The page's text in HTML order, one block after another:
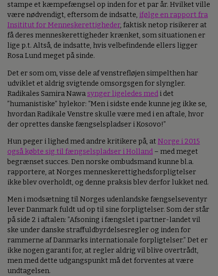
stampe et kæmpefængsel op inden for et par år. Hvilket ville
være nødvendigt, eftersom de indsatte, ifølge en rapport fra
Insititut for Menneskerettigheder, faktisk netop risikerer at
få deres menneskerettigheder krænket, som situationen er
lige p.t. Altså, de indsatte, hvis velbefindende ellers ligger
Rosa Lund meget på sinde.
Det er som om, visse dele af venstrefløjen simpelthen har
udviklet et aldrig svigtende omsorgsgen for slyngler.
Radikales Samira Nawa synger ligeledes med i det
”humanistiske” hylekor: “Men i sidste ende kunne jeg ikke se,
hvordan Radikale Venstre skulle være med i en aftale, hvor
der oprettes danske fængselspladser i Kosovo!”
Hun peger i lighed med andre kritikere på, at Norge i 2015
også købte sig til fængselspladser i Holland – med meget
begrænset succes. Den norske ombudsmand kunne bl.a.
rapportere, at Norges menneskerettighedsforpligtelser
ikke blev overholdt, og denne praksis blev derfor lukket ned.
Men i modsætning til Norges udenlandske fængselseventyr
lever Danmark fuldt ud op til sine forpligtelser. Som der står
på side 2 i aftalen: ”Afsoning i fængslet i partner-landet vil
ske under danske straffuldbyrdelsesregler og inden for
rammerne af Danmarks internationale forpligtelser.” Det er
ikke nogen garanti for, at regler aldrig vil blive overtrådt,
men med dette udgangspunkt må det forventes at være
undtagelsen.